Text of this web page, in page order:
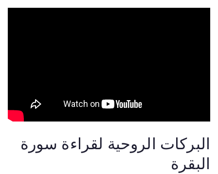
البركات الروحية لقراءة سورة
البقرة